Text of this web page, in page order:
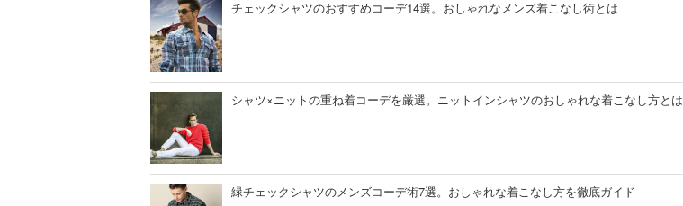
チェックシャツのおすすめコーデ14選。おしゃれなメンズ着こなし術とは
シャツ×ニットの重ね着コーデを厳選。ニットインシャツのおしゃれな着こなし方とは
緑チェックシャツのメンズコーデ術7選。おしゃれな着こなし方を徹底ガイド